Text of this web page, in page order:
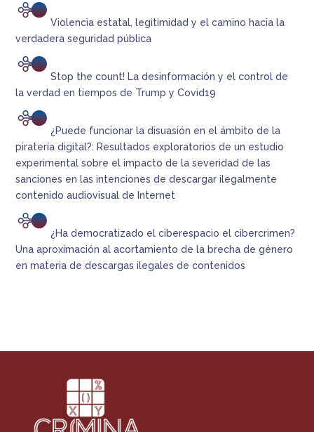
Violencia estatal, legitimidad y el camino hacia la
verdadera seguridad pública
Stop the count! La desinformación y el control de
la verdad en tiempos de Trump y Covid19
¿Puede funcionar la disuasión en el ámbito de la
piratería digital?: Resultados exploratorios de un estudio
experimental sobre el impacto de la severidad de las
sanciones en las intenciones de descargar ilegalmente
contenido audiovisual de Internet
¿Ha democratizado el ciberespacio el cibercrimen?
Una aproximación al acortamiento de la brecha de género
en materia de descargas ilegales de contenidos